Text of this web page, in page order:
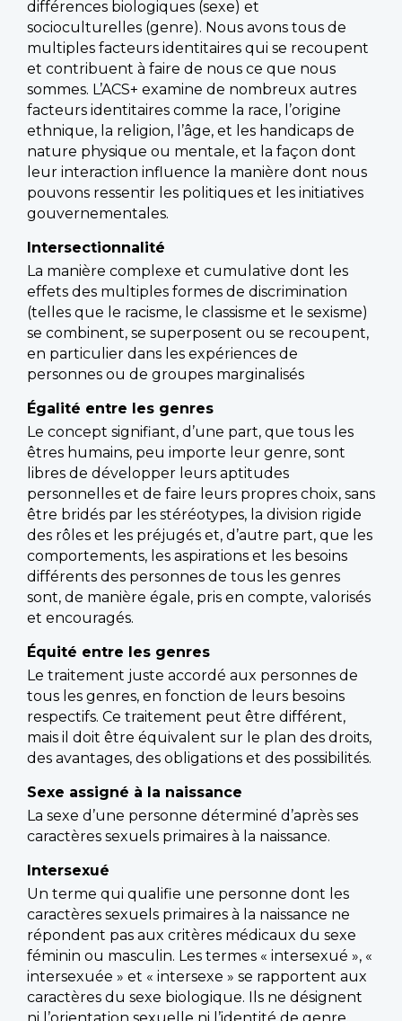
différences biologiques (sexe) et
socioculturelles (genre). Nous avons tous de
multiples facteurs identitaires qui se recoupent
et contribuent à faire de nous ce que nous
sommes. L’ACS+ examine de nombreux autres
facteurs identitaires comme la race, l’origine
ethnique, la religion, l’âge, et les handicaps de
nature physique ou mentale, et la façon dont
leur interaction influence la manière dont nous
pouvons ressentir les politiques et les initiatives
gouvernementales.
Intersectionnalité
La manière complexe et cumulative dont les
effets des multiples formes de discrimination
(telles que le racisme, le classisme et le sexisme)
se combinent, se superposent ou se recoupent,
en particulier dans les expériences de
personnes ou de groupes marginalisés
Égalité entre les genres
Le concept signifiant, d’une part, que tous les
êtres humains, peu importe leur genre, sont
libres de développer leurs aptitudes
personnelles et de faire leurs propres choix, sans
être bridés par les stéréotypes, la division rigide
des rôles et les préjugés et, d’autre part, que les
comportements, les aspirations et les besoins
différents des personnes de tous les genres
sont, de manière égale, pris en compte, valorisés
et encouragés.
Équité entre les genres
Le traitement juste accordé aux personnes de
tous les genres, en fonction de leurs besoins
respectifs. Ce traitement peut être différent,
mais il doit être équivalent sur le plan des droits,
des avantages, des obligations et des possibilités.
Sexe assigné à la naissance
La sexe d’une personne déterminé d’après ses
caractères sexuels primaires à la naissance.
Intersexué
Un terme qui qualifie une personne dont les
caractères sexuels primaires à la naissance ne
répondent pas aux critères médicaux du sexe
féminin ou masculin. Les termes « intersexué », «
intersexuée » et « intersexe » se rapportent aux
caractères du sexe biologique. Ils ne désignent